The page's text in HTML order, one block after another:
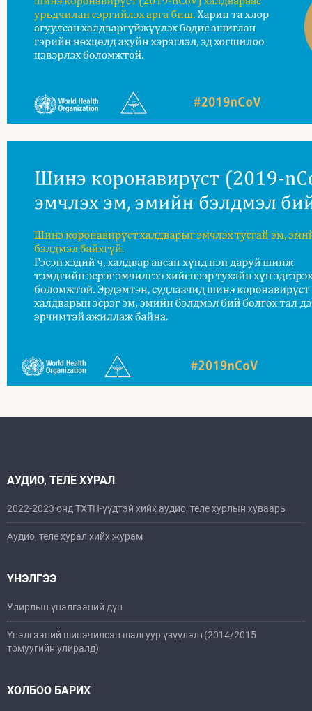
АУДИО, ТЕЛЕ ХУРАЛ
2022-2023 онд ТХТН-үүдтэй хийх аудио, теле хурлын хуваарь
Аудио, теле хурал хийх журам
ҮНЭЛГЭЭ
Улирлын үнэлгээний дүн
Үнэлгээний шинэчилсэн шалгуур үзүүлэлт(2014/2015
томуугийн улиралд)
ХОЛБОО БАРИХ